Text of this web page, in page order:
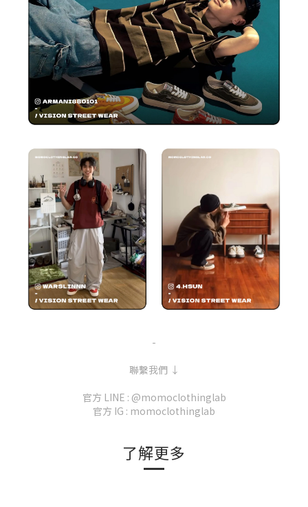
-
聯繫我們 ↓
官方 LINE : @momoclothinglab
官方 IG : momoclothinglab
了解更多